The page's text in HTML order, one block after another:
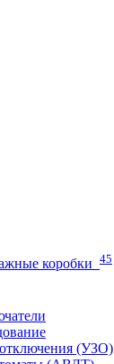
коробки
45
(УЗО)